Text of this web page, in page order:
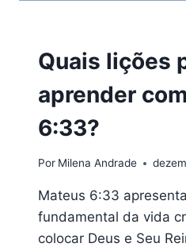
Quais lições
aprender
6:33?
Por Milena Andrade
Mateus 6:33
fundamental da vida
colocar Deus e Seu